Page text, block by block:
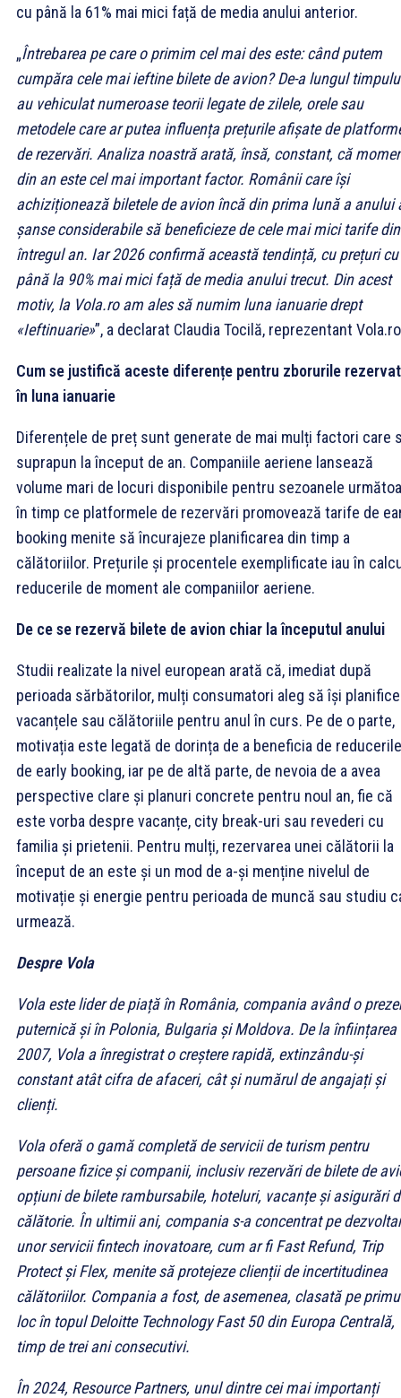
cu până la 61% mai mici față de media anului anterior.
„Întrebarea pe care o primim cel mai des este: când putem
cumpăra cele mai ieftine bilete de avion? De-a lungul
au vehiculat numeroase teorii legate de zilele, orele sau
metodele care ar putea influența prețurile afișate de
de rezervări. Analiza noastră arată, însă, constant, că
din an este cel mai important factor. Românii care își
achiziționează biletele de avion încă din prima lună a anului
șanse considerabile să beneficieze de cele mai mici tarife din
întregul an. Iar 2026 confirmă această tendință, cu prețuri cu
până la 90% mai mici față de media anului trecut. Din acest
motiv, la Vola.ro am ales să numim luna ianuarie drept
«Ieftinuarie»”, a declarat Claudia Tocilă, reprezentant
Cum se justifică aceste diferențe pentru zborurile
în luna ianuarie
Diferențele de preț sunt generate de mai mulți factori care
suprapun la început de an. Companiile aeriene lansează
volume mari de locuri disponibile pentru sezoanele
în timp ce platformele de rezervări promovează tarife de
booking menite să încurajeze planificarea din timp a
călătoriilor. Prețurile și procentele exemplificate iau în
reducerile de moment ale companiilor aeriene.
De ce se rezervă bilete de avion chiar la începutul anului
Studii realizate la nivel european arată că, imediat după
perioada sărbătorilor, mulți consumatori aleg să își planifice
vacanțele sau călătoriile pentru anul în curs. Pe de o parte,
motivația este legată de dorința de a beneficia de reducerile
de early booking, iar pe de altă parte, de nevoia de a avea
perspective clare și planuri concrete pentru noul an, fie că
este vorba despre vacanțe, city break-uri sau revederi cu
familia și prietenii. Pentru mulți, rezervarea unei călătorii la
început de an este și un mod de a-și menține nivelul de
motivație și energie pentru perioada de muncă sau studiu
urmează.
Despre Vola
Vola este lider de piață în România, compania având o
puternică și în Polonia, Bulgaria și Moldova. De la înființarea
2007, Vola a înregistrat o creștere rapidă, extinzându-și
constant atât cifra de afaceri, cât și numărul de angajați și
clienți.
Vola oferă o gamă completă de servicii de turism pentru
persoane fizice și companii, inclusiv rezervări de bilete de
opțiuni de bilete rambursabile, hoteluri, vacanțe și asigurări
călătorie. În ultimii ani, compania s-a concentrat pe
unor servicii fintech inovatoare, cum ar fi Fast Refund, Trip
Protect și Flex, menite să protejeze clienții de incertitudinea
călătoriilor. Compania a fost, de asemenea, clasată pe
loc în topul Deloitte Technology Fast 50 din Europa Centrală,
timp de trei ani consecutivi.
În 2024, Resource Partners, unul dintre cei mai importanți